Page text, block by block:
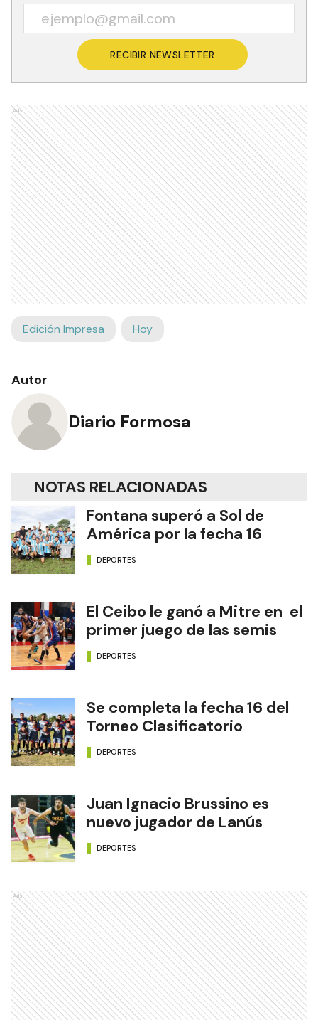
RECIBIR NEWSLETTER
Ads
Edición Impresa Hoy
Autor
Diario Formosa
NOTAS RELACIONADAS
Fontana superó a Sol de
América por la fecha 16
DEPORTES
El Ceibo le ganó a Mitre en el
primer juego de las semis
DEPORTES
Se completa la fecha 16 del
Torneo Clasificatorio
DEPORTES
Juan Ignacio Brussino es
nuevo jugador de Lanús
DEPORTES
Ads